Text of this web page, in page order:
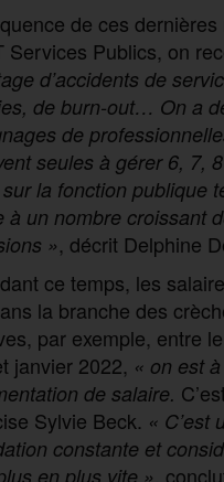
de ces
Services Publics, on
d’accidents de
de burn-out… On a
de
seules à gérer 6, 7,
la fonction publique
à un nombre croissant
», décrit Delphine
ce temps, les
la branche des
par exemple, entre le
janvier 2022, « on est
de salaire.
Sylvie Beck. « C’est
constante et
en plus vite »,